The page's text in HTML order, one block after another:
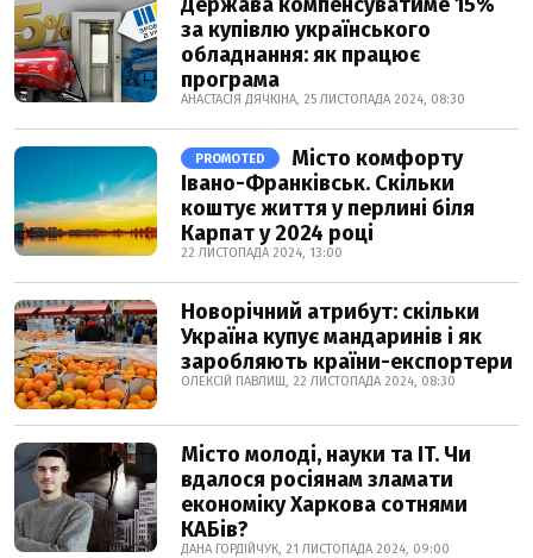
за купівлю українського
обладнання: як працює
програма
АНАСТАСІЯ ДЯЧКІНА, 25 ЛИСТОПАДА 2024, 08:30
PROMOTED
Місто комфорту
Івано-Франківськ. Скільки
коштує життя у перлині біля
Карпат у 2024 році
22 ЛИСТОПАДА 2024, 13:00
Новорічний атрибут: скільки
Україна купує мандаринів і як
заробляють країни-експортери
ОЛЕКСІЙ ПАВЛИШ, 22 ЛИСТОПАДА 2024, 08:30
Місто молоді, науки та IT. Чи
вдалося росіянам зламати
економіку Харкова сотнями
КАБів?
ДАНА ГОРДІЙЧУК, 21 ЛИСТОПАДА 2024, 09:00